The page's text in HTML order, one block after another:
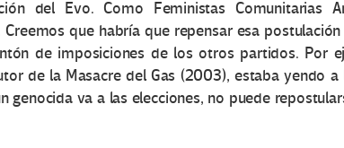
del Evo. Como Feministas Comunitarias
que habría que repensar esa
de imposiciones de los otros partidos. Por
de la Masacre del Gas (2003), estaba yendo a
genocida va a las elecciones, no puede